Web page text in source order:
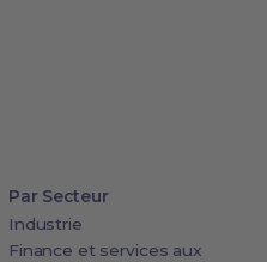
Par Secteur
Industrie
Finance et services aux